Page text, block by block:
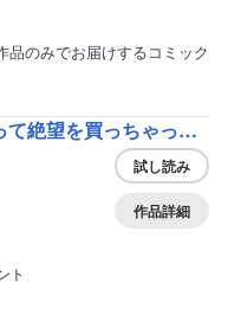
のみでお届けするコミック
女30パパ活ざかり ～カラダを売って絶望を買っちゃった～
ト
試し読み
作品詳細